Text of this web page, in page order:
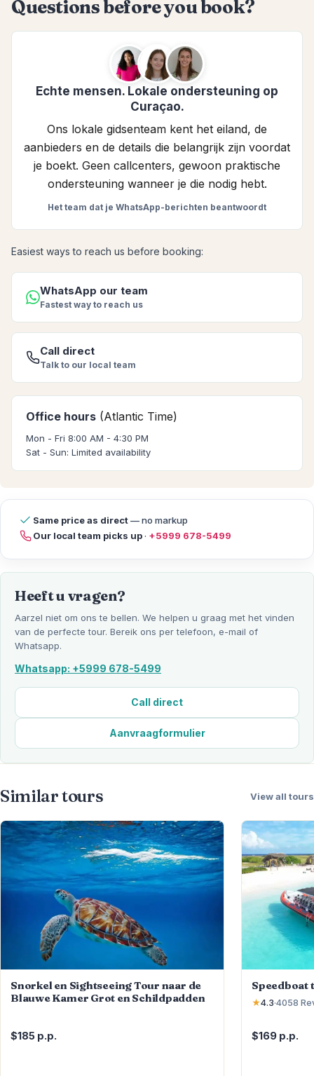
Questions before you book?
Echte mensen. Lokale ondersteuning op
Curaçao.
Ons lokale gidsenteam kent het eiland, de
aanbieders en de details die belangrijk zijn voordat
je boekt. Geen callcenters, gewoon praktische
ondersteuning wanneer je die nodig hebt.
Het team dat je WhatsApp-berichten beantwoordt
Easiest ways to reach us before booking:
WhatsApp our team
Fastest way to reach us
Call direct
Talk to our local team
Office hours (Atlantic Time)
Mon - Fri 8:00 AM - 4:30 PM
Sat - Sun: Limited availability
Same price as direct— no markup
Our local team picks up· +5999 678-5499
Heeft u vragen?
Aarzel niet om ons te bellen. We helpen u graag met het vinden
van de perfecte tour. Bereik ons per telefoon, e-mail of
Whatsapp.
Whatsapp: +5999 678-5499
Call direct
Aanvraagformulier
Similar tours View all tours
Snorkel en Sightseeing Tour naar de
Blauwe Kamer Grot en Schildpadden
$185 p.p.
Speedboat
★4.3·4058
$169 p.p.